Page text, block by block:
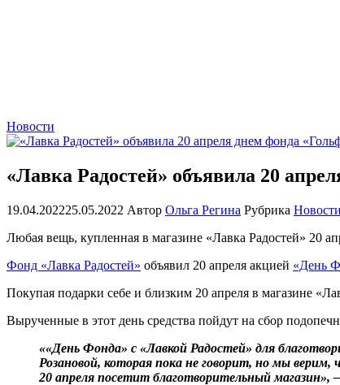
Новости
«Лавка Радостей» объявила 20
19.04.202225.05.2022 Автор Ольга Регина Рубрика Новости
Любая вещь, купленная в магазине «Лавка Радостей» 20
Фонд «Лавка Радостей» объявил 20 апреля акцией «День
Покупая подарки себе и близким 20 апреля в магазине
Вырученные в этот день средства пойдут на сбор
««День Фонда» с «Лавкой Радостей» для
Розановой, которая пока не говорит, но мы верим,
20 апреля посетит благотворительный